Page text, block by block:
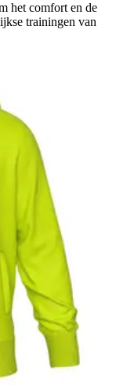
het comfort en de
trainingen van